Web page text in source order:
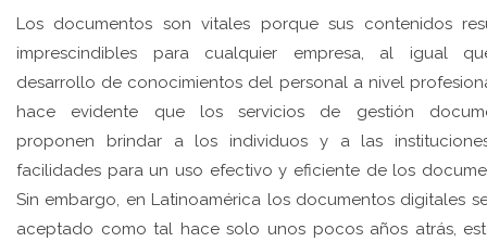
Los documentos son vitales porque sus contenidos
imprescindibles para cualquier empresa, al igual
desarrollo de conocimientos del personal a nivel
hace evidente que los servicios de gestión
proponen brindar a los individuos y a las
facilidades para un uso efectivo y eficiente de los
Sin embargo, en Latinoamérica los documentos digitales
aceptado como tal hace solo unos pocos años atrás,